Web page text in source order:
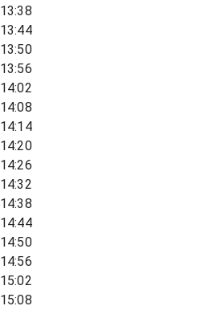
13:38
13:44
13:50
13:56
14:02
14:08
14:14
14:20
14:26
14:32
14:38
14:44
14:50
14:56
15:02
15:08